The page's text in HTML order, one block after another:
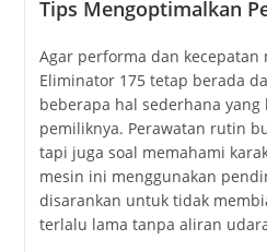
Tips Mengoptimalkan
Agar performa dan kecepatan
Eliminator 175 tetap berada
beberapa hal sederhana
pemiliknya. Perawatan rutin
tapi juga soal memahami
mesin ini menggunakan
disarankan untuk tidak
terlalu lama tanpa aliran